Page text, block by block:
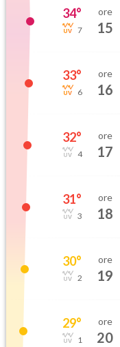
34°
7
ore
15
33°
6
ore
16
32°
4
ore
17
31°
3
ore
18
30°
2
ore
19
29°
1
ore
20